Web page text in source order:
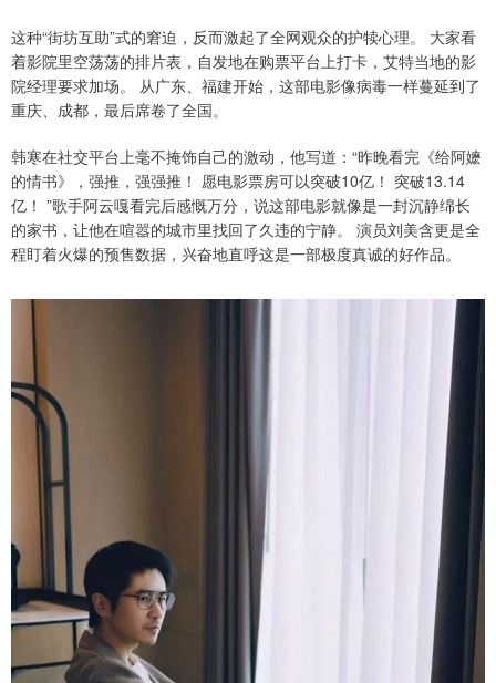
这种“街坊互助”式的窘迫，反而激起了全网观众的护犊心理。 大家看
着影院里空荡荡的排片表，自发地在购票平台上打卡，艾特当地的影
院经理要求加场。 从广东、福建开始，这部电影像病毒一样蔓延到了
重庆、成都，最后席卷了全国。
韩寒在社交平台上毫不掩饰自己的激动，他写道：“昨晚看完《给阿嬷
的情书》，强推，强强推！ 愿电影票房可以突破10亿！ 突破13.14
亿！ ”歌手阿云嘎看完后感慨万分，说这部电影就像是一封沉静绵长
的家书，让他在喧嚣的城市里找回了久违的宁静。 演员刘美含更是全
程盯着火爆的预售数据，兴奋地直呼这是一部极度真诚的好作品。